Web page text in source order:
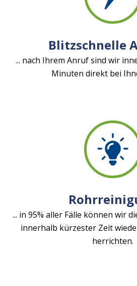
Blitzschnelle
... nach Ihrem Anruf sind wir
Minuten direkt bei
... in 95% aller Fälle können wir
innerhalb kürzester Zeit
herrichten.